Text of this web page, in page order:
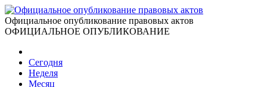
Официальное опубликование правовых актов
ОФИЦИАЛЬНОЕ ОПУБЛИКОВАНИЕ
Сегодня
Неделя
Месяц